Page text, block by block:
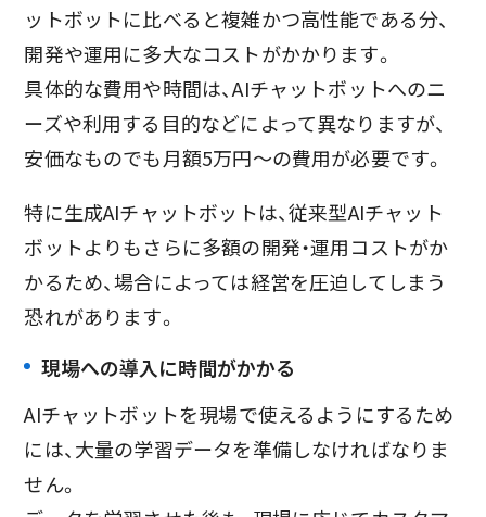
ットボットに比べると複雑かつ高性能である分、
開発や運用に多大なコストがかかります。
具体的な費用や時間は、AIチャットボットへのニ
ーズや利用する目的などによって異なりますが、
安価なものでも月額5万円～の費用が必要です。
特に生成AIチャットボットは、従来型AIチャット
ボットよりもさらに多額の開発・運用コストがか
かるため、場合によっては経営を圧迫してしまう
恐れがあります。
現場への導入に時間がかかる
AIチャットボットを現場で使えるようにするため
には、大量の学習データを準備しなければなりま
せん。